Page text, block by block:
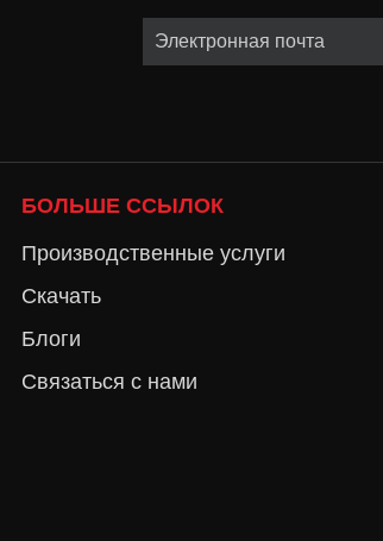
БОЛЬШЕ ССЫЛОК
Производственные услуги
Скачать
Блоги
Связаться с нами